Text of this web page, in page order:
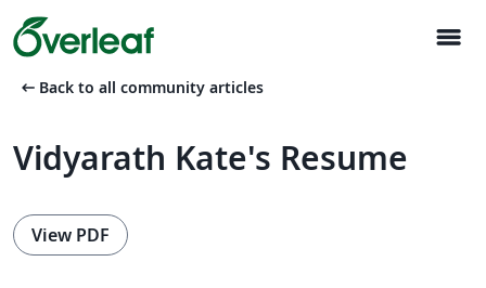
menu
arrow_left_alt Back to all community articles
Vidyarath Kate's Resume
View PDF